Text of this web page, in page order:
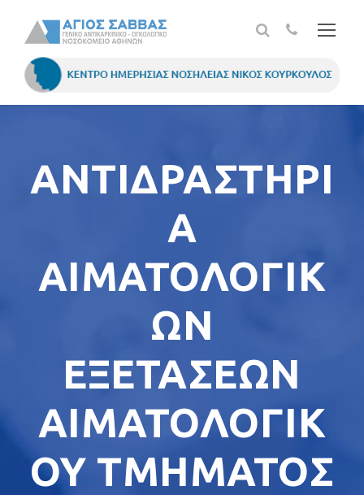
ΑΝΤΙΔΡΑΣΤΗΡΙ
Α
ΑΙΜΑΤΟΛΟΓΙΚ
ΩΝ
ΕΞΕΤΑΣΕΩΝ
ΑΙΜΑΤΟΛΟΓΙΚ
ΟΥ ΤΜΗΜΑΤΟΣ